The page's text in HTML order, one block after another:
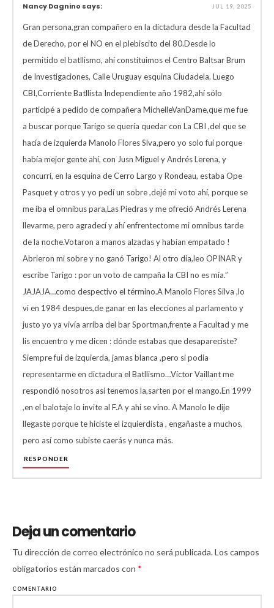
Nancy Dagnino says: JUL 19, 2025
Gran persona,gran compañero en la dictadura desde la Facultad
de Derecho, por el NO en el plebiscito del 80.Desde lo
permitido el batllismo, ahí constituimos el Centro Baltsar Brum
de Investigaciones, Calle Uruguay esquina Ciudadela. Luego
CBI,Corriente Batllista Independiente año 1982,ahí sólo
participé a pedido de compañera MichelleVanDame,que me fue
a buscar porque Tarigo se quería quedar con La CBI ,del que se
hacía de izquierda Manolo Flores Slva,pero yo solo fui porque
había mejor gente ahí, con Jusn Miguel y Andrés Lerena, y
concurrí, en la esquina de Cerro Largo y Rondeau, estaba Ope
Pasquet y otros y yo pedí un sobre ,dejé mi voto ahí, porque se
me iba el omnibus para,Las Piedras y me ofreció Andrés Lerena
llevarme, pero agradecí y ahí enfrentectome mi omnibus tarde
de la noche.Votaron a manos alzadas y habían empatado !
Abrieron mi sobre y no ganó Tarigo! Al otro dia,leo OPINAR y
escribe Tarigo : por un voto de campaña la CBI no es mía.”
JAJAJA…como despectivo el término.A Manolo Flores Silva ,lo
vi en 1984 despues,de ganar en las elecciones al parlamento y
justo yo ya vivía arriba del bar Sportman,frente a Facultad y me
lis encuentro y me dicen : dónde estabas que desapareciste?
Siempre fui de izquierda, jamas blanca ,pero si podia
representarme en dictadura el Batllismo…Víctor Vaillant me
respondió nosotros así tenemos la,sarten por el mango.En 1999
,en el balotaje lo invite al F.A y ahi se vino. A Manolo le dije
llegaste porque te hiciste el izquierdista , engañaste a muchos,
pero así como subiste caerás y nunca más.
RESPONDER
Deja un comentario
Tu dirección de correo electrónico no será publicada.Los campos
obligatorios están marcados con *
COMENTARIO